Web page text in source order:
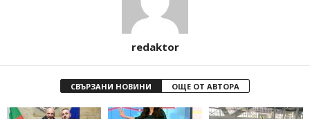
redaktor
СВЪРЗАНИ НОВИНИ ОЩЕ ОТ АВТОРА